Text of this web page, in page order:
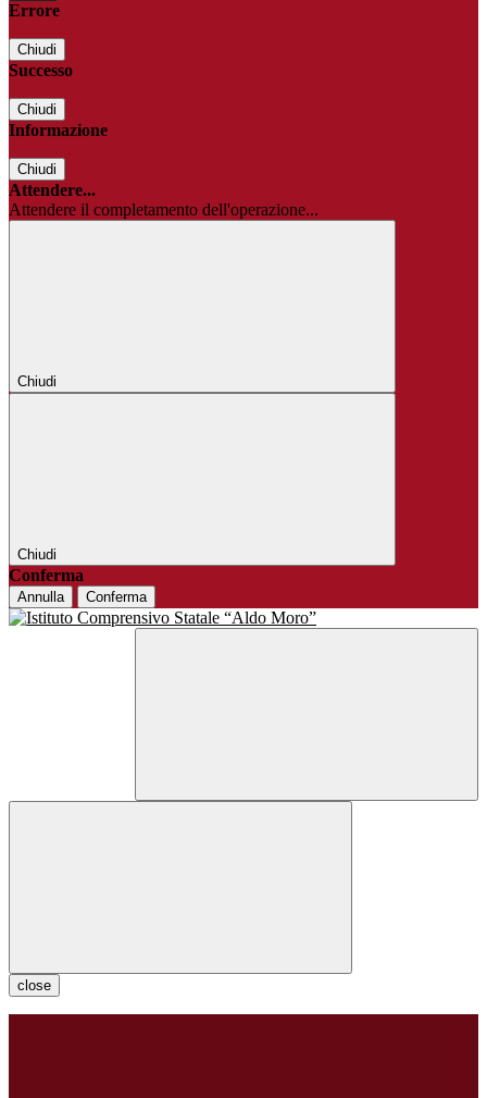
Errore
Chiudi
Successo
Chiudi
Informazione
Chiudi
Attendere...
Attendere il completamento dell'operazione...
Chiudi
Chiudi
Conferma
Annulla Conferma
close